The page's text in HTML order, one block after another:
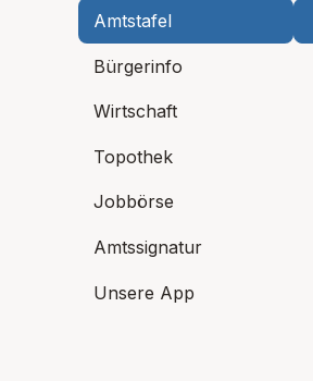
Amtstafel
Bürgerinfo
Wirtschaft
Topothek
Jobbörse
Amtssignatur
Unsere App